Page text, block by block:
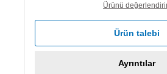
Ürünü
Ürün talebi
Ayrıntılar